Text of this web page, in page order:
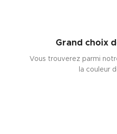
Grand choix
Vous trouverez parmi
la couleur